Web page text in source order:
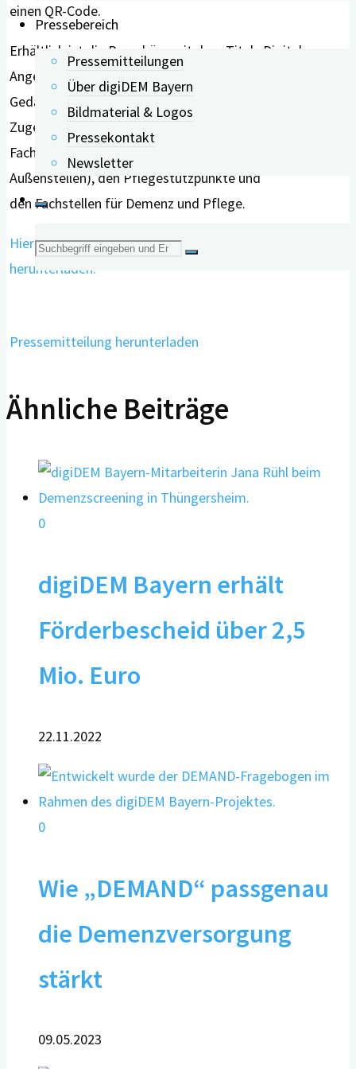
Pressebereich
Pressemitteilungen
Über digiDEM Bayern
Bildmaterial & Logos
Pressekontakt
Newsletter
Suche
einen QR-Code.
Erhältlich ist die Broschüre mit dem Titel „Digitale
Angebote für Menschen mit
Gedächtnisbeeinträchtigungen und ihre An- und
Zugehörigen“ bei folgenden Stellen in Bayern: den
Fachstellen für pflegende Angehörige (Haupt- und
Außenstellen), den Pflegestützpunkte und
den Fachstellen für Demenz und Pflege.
Hier können Sie die Broschüre direkt von der Startseite
herunterladen.
Pressemitteilung herunterladen
Ähnliche Beiträge
0
digiDEM Bayern erhält
Förderbescheid über 2,5
Mio. Euro
22.11.2022
0
Wie „DEMAND“ passgenau
die Demenzversorgung
stärkt
09.05.2023